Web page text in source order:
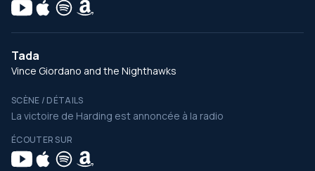
Tada
Vince Giordano and the Nighthawks
SCÈNE / DÉTAILS
La victoire de Harding est annoncée à la radio
ÉCOUTER SUR